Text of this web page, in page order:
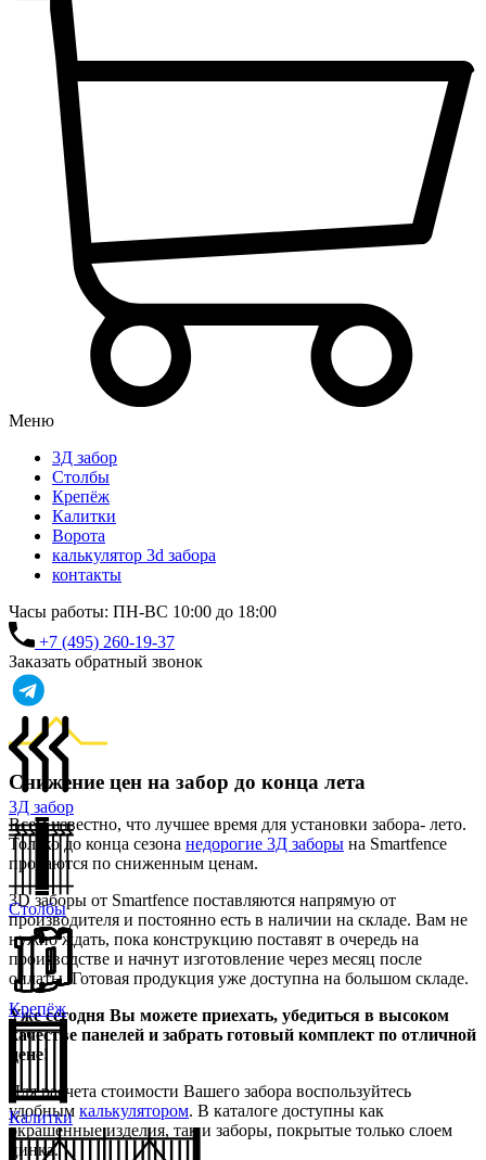
Меню
3Д забор
Столбы
Крепёж
Калитки
Ворота
калькулятор 3d забора
контакты
Часы работы: ПН-ВС 10:00 до 18:00
+7 (495) 260-19-37
Заказать обратный звонок
3Д забор
Столбы
Крепёж
Калитки
Снижение цен на забор до конца лета
Всем известно, что лучшее время для установки забора- лето.
Только до конца сезона недорогие 3Д заборы на Smartfence
продаются по сниженным ценам.
3D заборы от Smartfence поставляются напрямую от
производителя и постоянно есть в наличии на складе. Вам не
нужно ждать, пока конструкцию поставят в очередь на
производстве и начнут изготовление через месяц после
оплаты. Готовая продукция уже доступна на большом складе.
Уже сегодня Вы можете приехать, убедиться в высоком
качестве панелей и забрать готовый комплект по отличной
цене!
Для расчета стоимости Вашего забора воспользуйтесь
удобным калькулятором. В каталоге доступны как
окрашенные изделия, так и заборы, покрытые только слоем
цинка.